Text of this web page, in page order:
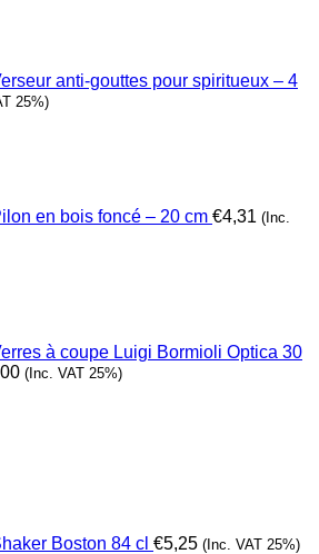
anti-gouttes pour spiritueux – 4
25%)
en bois foncé – 20 cm €4,31 (Inc.
à coupe Luigi Bormioli Optica 30
(Inc. VAT 25%)
Boston 84 cl €5,25 (Inc. VAT 25%)